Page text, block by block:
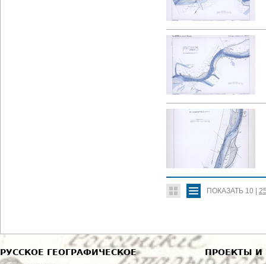
ПОКАЗАТЬ 10
РУССКОЕ ГЕОГРАФИЧЕСКОЕ
ПРОЕКТЫ И